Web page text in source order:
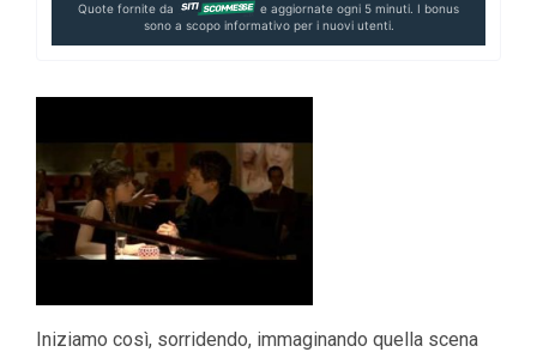
Quote fornite da
e aggiornate ogni 5 minuti. I bonus
sono a scopo informativo per i nuovi utenti.
Iniziamo così, sorridendo, immaginando quella scena